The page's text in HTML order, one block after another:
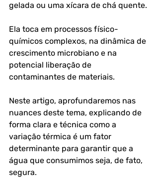
gelada ou uma xícara de chá quente.
Ela toca em processos físico-
químicos complexos, na dinâmica de
crescimento microbiano e na
potencial liberação de
contaminantes de materiais.
Neste artigo, aprofundaremos nas
nuances deste tema, explicando de
forma clara e técnica como a
variação térmica é um fator
determinante para garantir que a
água que consumimos seja, de fato,
segura.